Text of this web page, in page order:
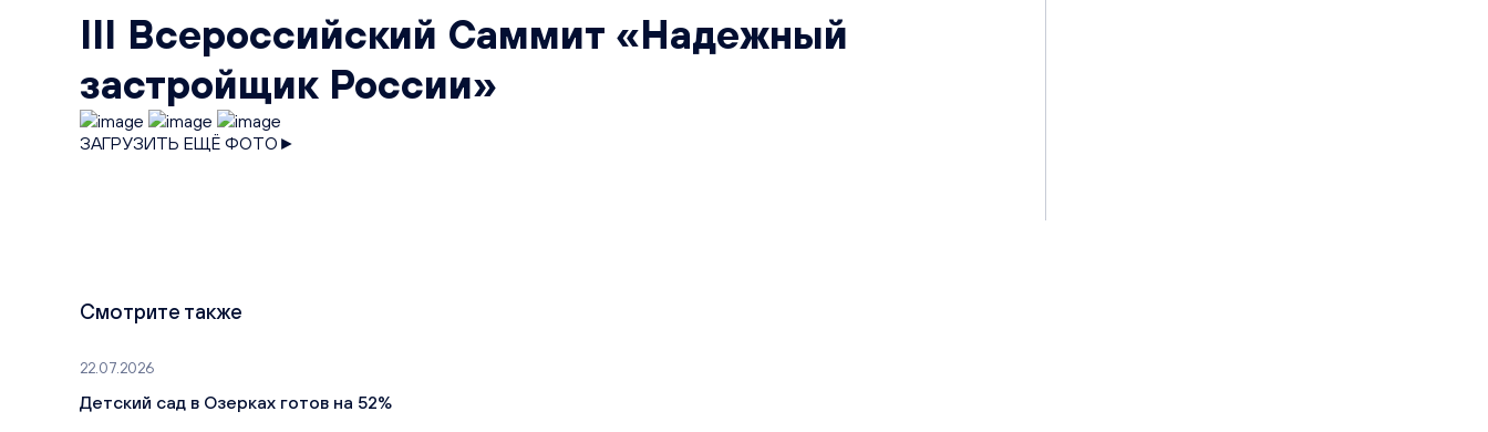
III Всероссийский Саммит «Надежный
застройщик России»
ЗАГРУЗИТЬ ЕЩЁ ФОТО►
Смотрите также
22.07.2026
Детский сад в Озерках готов на 52%